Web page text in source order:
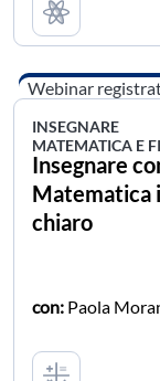
Webinar
INSEGNARE
MATEMATICA E
Insegnare
Matematica
chiaro
con: Paola